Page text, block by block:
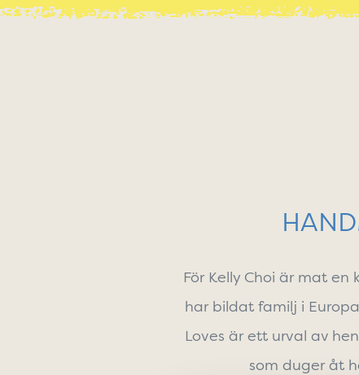
För Kelly Choi är mat
har bildat familj i
Loves är ett urval av
som duger åt